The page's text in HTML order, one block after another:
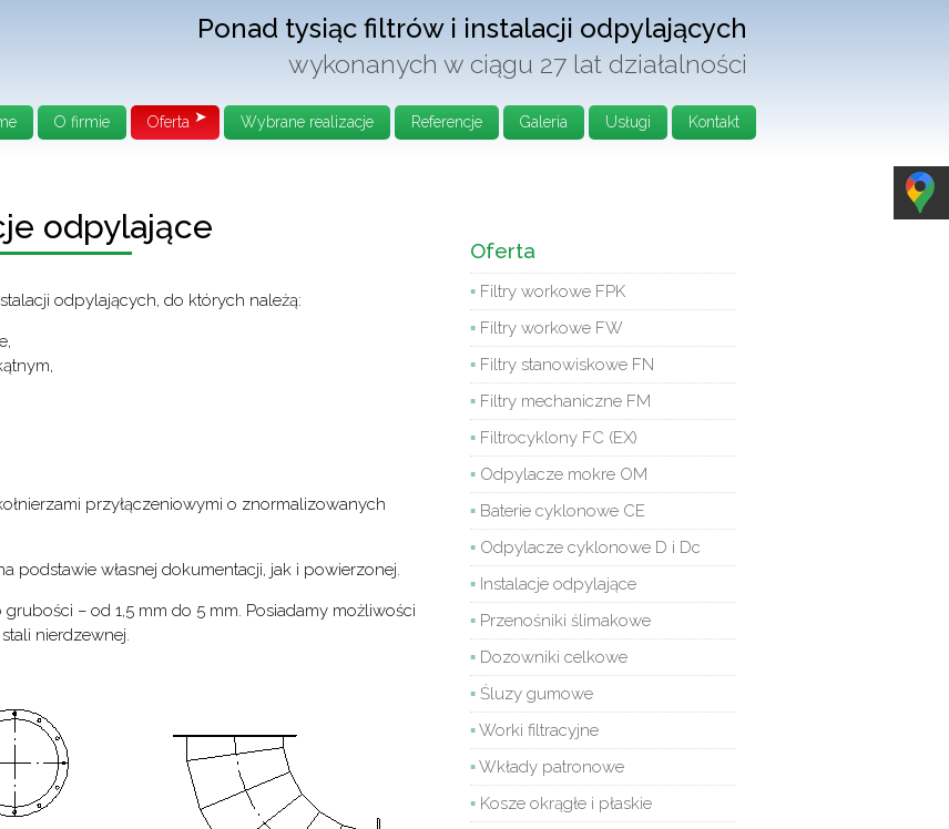
Ponad tysiąc filtrów i instalacji odpylających
wykonanych w ciągu 27 lat działalności
O firmie Oferta Wybrane realizacje Referencje Galeria Usługi Kontakt
odpylające
odpylających, do których należą:
przyłączeniowymi o znormalizowanych
podstawie własnej dokumentacji, jak i powierzonej.
– od 1,5 mm do 5 mm. Posiadamy możliwości
nierdzewnej.
Oferta
Filtry workowe FPK
Filtry workowe FW
Filtry stanowiskowe FN
Filtry mechaniczne FM
Filtrocyklony FC (EX)
Odpylacze mokre OM
Baterie cyklonowe CE
Odpylacze cyklonowe D i Dc
Instalacje odpylające
Przenośniki ślimakowe
Dozowniki celkowe
Śluzy gumowe
Worki filtracyjne
Wkłady patronowe
Kosze okrągłe i płaskie